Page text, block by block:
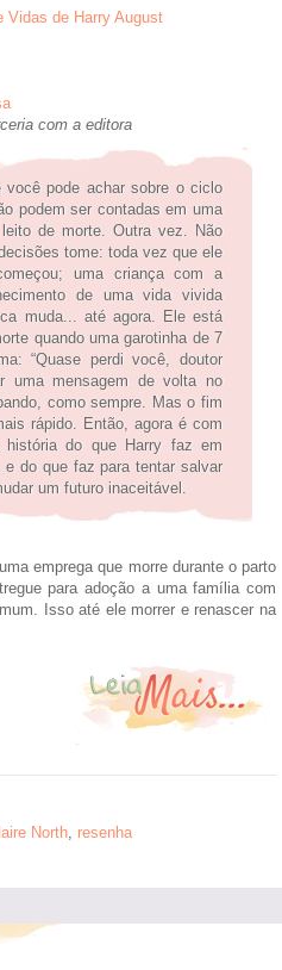
Vidas de Harry August
com a editora
pode achar sobre o ciclo
podem ser contadas em uma
de morte. Outra vez. Não
tome: toda vez que ele
uma criança com a
de uma vida vivida
muda... até agora. Ele está
quando uma garotinha de 7
“Quase perdi você, doutor
uma mensagem de volta no
como sempre. Mas o fim
rápido. Então, agora é com
do que Harry faz em
do que faz para tentar salvar
um futuro inaceitável.
emprega que morre durante o parto
para adoção a uma família com
Isso até ele morrer e renascer na
North resenha